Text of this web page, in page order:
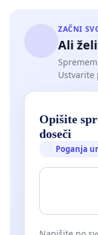
ZAČNI
Ali
Ustvarite
Opišite
doseči
Poganja